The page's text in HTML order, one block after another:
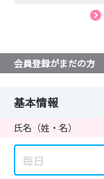
会員登録がまだの方
基本情報
氏名 （姓・名）